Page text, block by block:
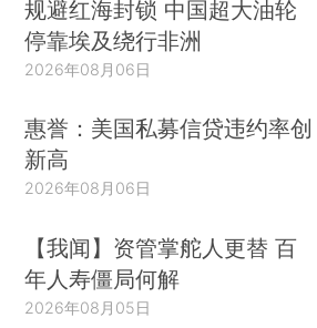
规避红海封锁 中国超大油轮
停靠埃及绕行非洲
2026年08月06日
惠誉：美国私募信贷违约率创
新高
2026年08月06日
【我闻】资管掌舵人更替 百
年人寿僵局何解
2026年08月05日